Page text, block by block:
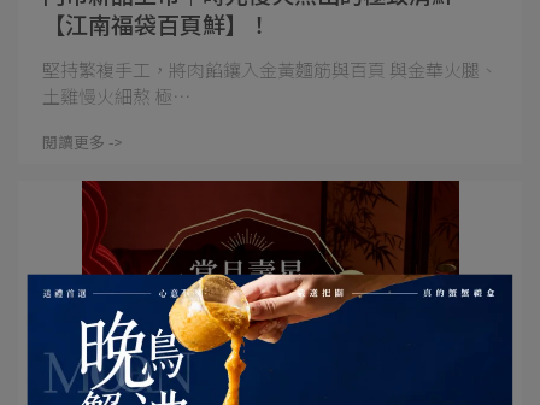
【江南福袋百頁鮮】！
堅持繁複手工，將肉餡鑲入金黃麵筋與百頁 與金華火腿、
土雞慢火細熬 極⋯
閱讀更多 ->